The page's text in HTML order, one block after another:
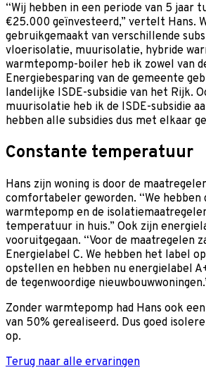
“Wij hebben in een periode van 5 jaar
€25.000 geïnvesteerd,” vertelt Hans.
gebruikgemaakt van verschillende
vloerisolatie, muurisolatie, hybride
warmtepomp-boiler heb ik zowel van
Energiebesparing van de gemeente
landelijke ISDE-subsidie van het Rijk.
muurisolatie heb ik de ISDE-subsidie
hebben alle subsidies dus met elkaar
Constante temperatuur
Hans zijn woning is door de
comfortabeler geworden. “We hebben
warmtepomp en de
temperatuur in huis.” Ook zijn
vooruitgegaan. “Voor de maatregelen
Energielabel C. We hebben het label
opstellen en hebben nu energielabel
de tegenwoordige
Zonder warmtepomp had Hans ook
van 50% gerealiseerd. Dus goed
op.
Terug naar alle ervaringen